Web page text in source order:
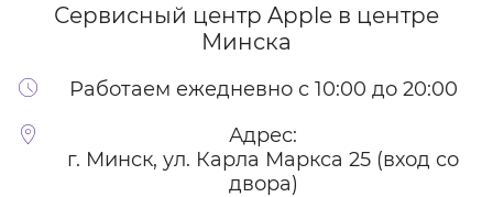
Сервисный центр Apple в центре
Минска
Работаем ежедневно с 10:00 до 20:00
Адрес:
г. Минск, ул. Карла Маркса 25 (вход со
двора)